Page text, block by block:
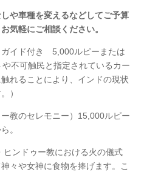
や車種を変えるなどしてご予算
気軽にご相談ください。
ガイド付き 5,000ルピーまたは
不可触民と指定されているカー
れることにより、インドの現状
）
教のセレモニー）15,000ルピー
。
ヒンドゥー教における火の儀式
々や女神に食物を捧げます。こ